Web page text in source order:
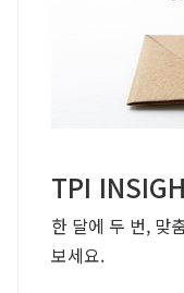
TPI
한 달에 두 번, 맞
보세요.